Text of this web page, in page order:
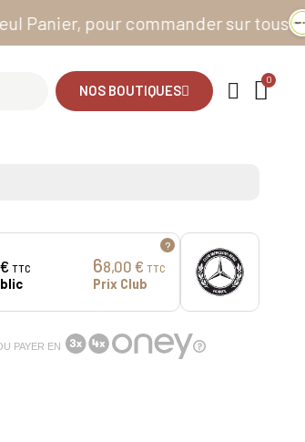
pour commander sur tous nos
NOS BOUTIQUES
TTC 68,00 € TTC
Prix Club
?
PAYER EN